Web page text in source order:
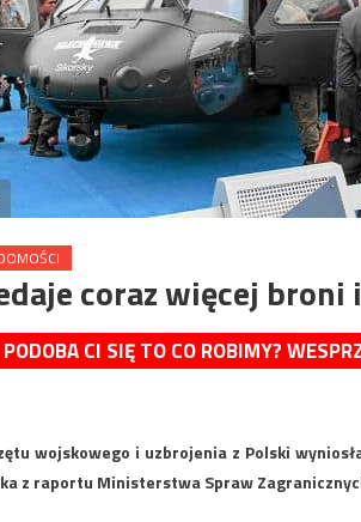
coraz więcej
PODOBA CI SIĘ TO CO ROBIMY?
wojskowego i uzbrojenia z Polski
z raportu Ministerstwa Spraw